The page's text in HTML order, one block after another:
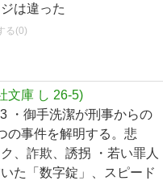
は違った
る(0)
文庫 し 26-5)
・御手洗潔が刑事からの
の事件を解明する。悲
、詐欺、誘拐 ・若い罪人
た「数字錠」、スピード